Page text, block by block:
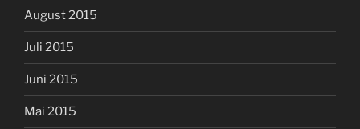
August 2015
Juli 2015
Juni 2015
Mai 2015